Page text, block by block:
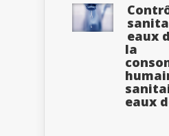
eaux
la
eaux